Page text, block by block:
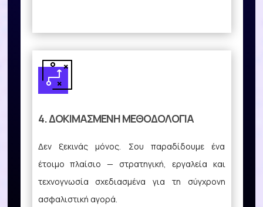
4. ΔΟΚΙΜΑΣΜΈΝΗ ΜΕΘΟΔΟΛΟΓΊΑ
Δεν ξεκινάς μόνος. Σου παραδίδουμε ένα
έτοιμο πλαίσιο — στρατηγική, εργαλεία και
τεχνογνωσία σχεδιασμένα για τη σύγχρονη
ασφαλιστική αγορά.